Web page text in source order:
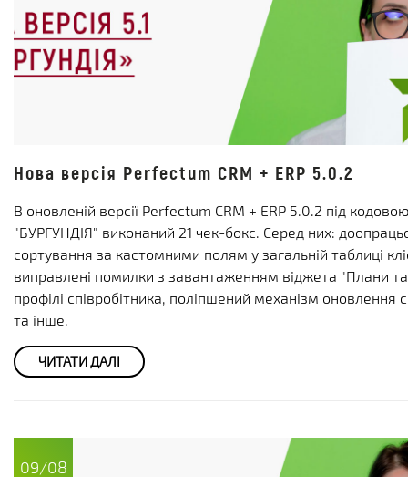
Нова версія Perfectum CRM + ERP 5.0.2
В оновленій версії Perfectum CRM + ERP 5.0.2 під
"БУРГУНДІЯ" виконаний 21 чек-бокс. Серед них:
сортування за кастомними полям у загальній таблиці
виправлені помилки з завантаженням віджета "Плани та
профілі співробітника, поліпшений механізм оновлення
та інше.
ЧИТАТИ ДАЛІ
09/08